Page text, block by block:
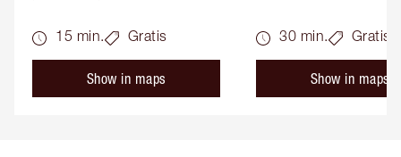
15 min. Gratis
Show in maps
30 min. Gratis
Show in maps